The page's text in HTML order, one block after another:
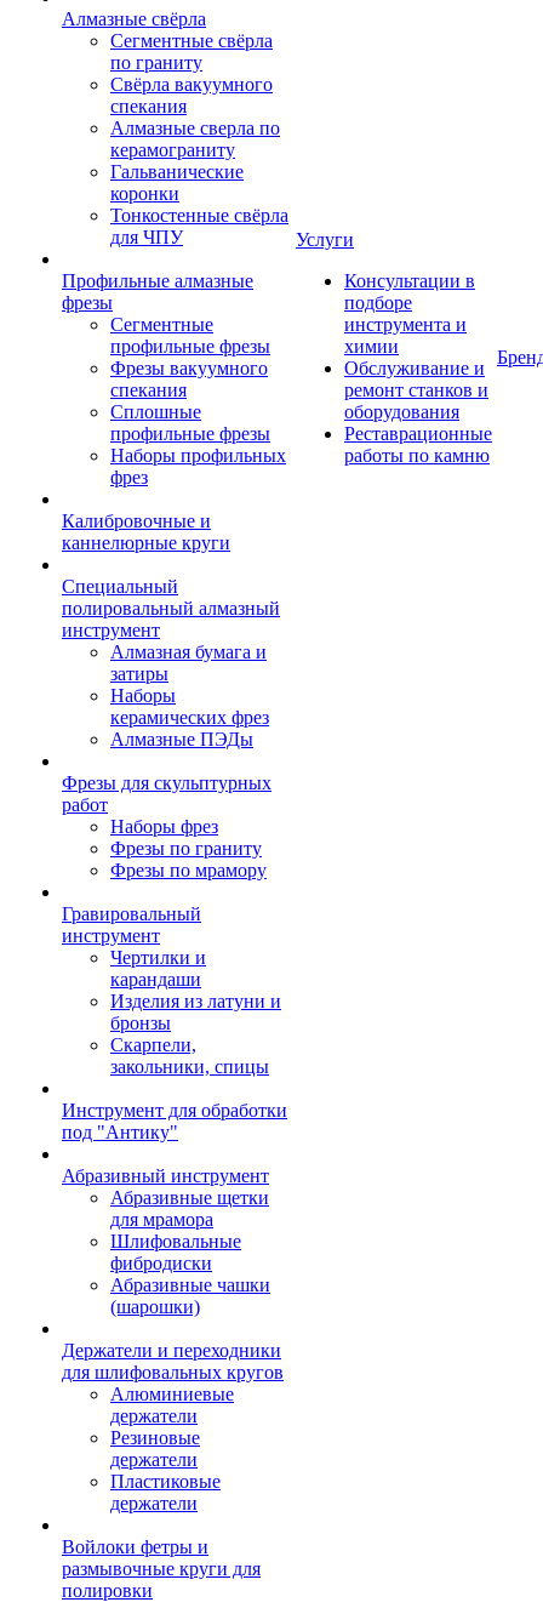
Алмазные свёрла
Сегментные свёрла
по граниту
Свёрла вакуумного
спекания
Алмазные сверла по
керамограниту
Гальванические
коронки
Тонкостенные свёрла
для ЧПУ
Профильные алмазные
фрезы
Сегментные
профильные фрезы
Фрезы вакуумного
спекания
Сплошные
профильные фрезы
Наборы профильных
фрез
Калибровочные и
каннелюрные круги
Специальный
полировальный алмазный
инструмент
Алмазная бумага и
затиры
Наборы
керамических фрез
Алмазные ПЭДы
Фрезы для скульптурных
работ
Наборы фрез
Фрезы по граниту
Фрезы по мрамору
Гравировальный
инструмент
Чертилки и
карандаши
Изделия из латуни и
бронзы
Скарпели,
закольники, спицы
Инструмент для обработки
под "Антику"
Абразивный инструмент
Абразивные щетки
для мрамора
Шлифовальные
фибродиски
Абразивные чашки
(шарошки)
Держатели и переходники
для шлифовальных кругов
Алюминиевые
держатели
Резиновые
держатели
Пластиковые
держатели
Войлоки фетры и
размывочные круги для
полировки
Услуги
Консультации в
подборе
инструмента и
химии
Обслуживание и
ремонт станков и
оборудования
Реставрационные
работы по камню